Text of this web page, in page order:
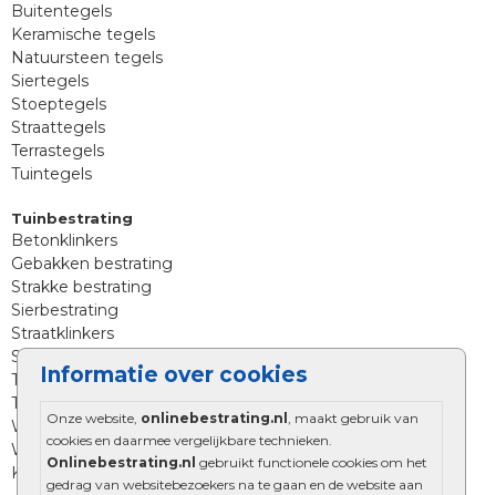
Informatie over cookies
Onze website, onlinebestrating.nl , maakt gebruik van
cookies en daarmee vergelijkbare technieken.
Onlinebestrating.nl gebruikt functionele cookies om het
gedrag van websitebezoekers na te gaan en de website aan
Buitentegels
Keramische tegels
Natuursteen tegels
Siertegels
Stoeptegels
Straattegels
Terrastegels
Tuintegels
Tuinbestrating
Betonklinkers
Gebakken bestrating
Strakke bestrating
Sierbestrating
Straatklinkers
Straatstenen
Trommelstenen
Tuinstenen
Waalformaat
Wildverband bestrating
Kingstones